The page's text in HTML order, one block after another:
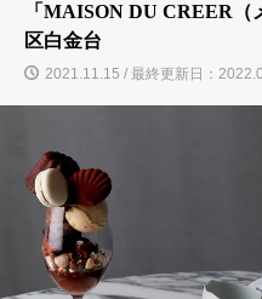
「MAISON DU CREER
区白金台
2021.11.15 / 最終更新日：